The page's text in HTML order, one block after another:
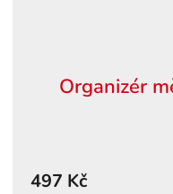
Organizér
497 Kč